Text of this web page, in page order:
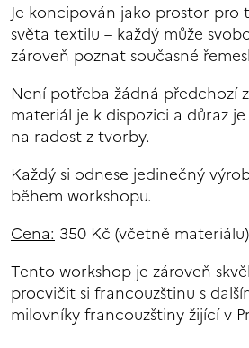
Je koncipován jako prostor pro
světa textilu – každý může
zároveň poznat současné
Není potřeba žádná předchozí
materiál je k dispozici a důraz
na radost z tvorby.
Každý si odnese jedinečný
během workshopu.
Cena: 350 Kč (včetně
Tento workshop je zároveň
procvičit si francouzštinu s
milovníky francouzštiny žijící v